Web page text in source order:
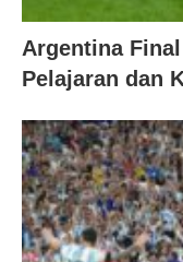
Argentina
Pelajaran dan